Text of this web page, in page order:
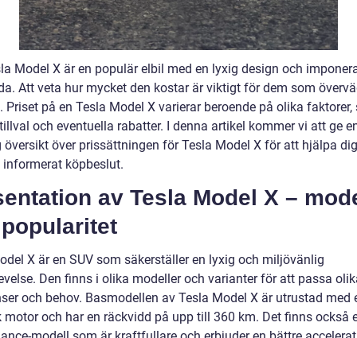
Model X är en populär elbil med en lyxig design och
Att veta hur mycket den kostar är viktigt för dem som
Priset på en Tesla Model X varierar beroende på olika faktorer,
och eventuella rabatter. I denna artikel kommer vi att ge
översikt över prissättningen för Tesla Model X för att hjälpa
köpbeslut.
av Tesla Model X –
X är en SUV som säkerställer en lyxig och miljövänlig
Den finns i olika modeller och varianter för att passa
och behov. Basmodellen av Tesla Model X är utrustad med
motor och har en räckvidd på upp till 360 km. Det finns också